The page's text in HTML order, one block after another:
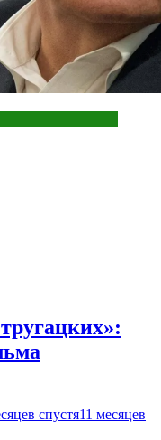
спустя11 месяцев